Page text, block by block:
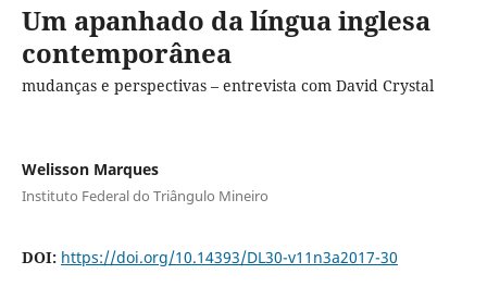
Um apanhado da língua inglesa
contemporânea
mudanças e perspectivas – entrevista com David Crystal
Welisson Marques
Instituto Federal do Triângulo Mineiro
DOI: https://doi.org/10.14393/DL30-v11n3a2017-30